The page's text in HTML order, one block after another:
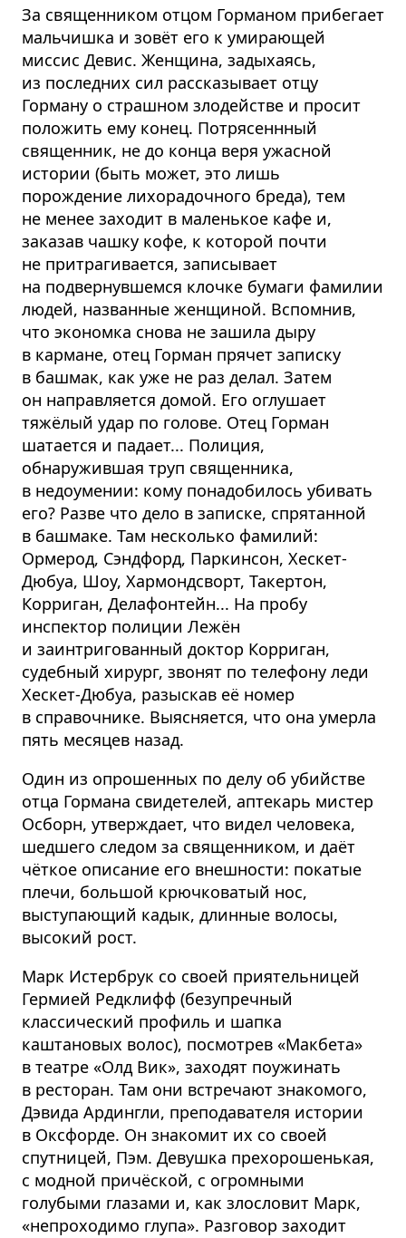
За священником отцом Горманом прибегает
мальчишка и зовёт его к умирающей
миссис Девис. Женщина, задыхаясь,
из последних сил рассказывает отцу
Горману о страшном злодействе и просит
положить ему конец. Потрясеннный
священник, не до конца веря ужасной
истории (быть может, это лишь
порождение лихорадочного бреда), тем
не менее заходит в маленькое кафе и,
заказав чашку кофе, к которой почти
не притрагивается, записывает
на подвернувшемся клочке бумаги фамилии
людей, названные женщиной. Вспомнив,
что экономка снова не зашила дыру
в кармане, отец Горман прячет записку
в башмак, как уже не раз делал. Затем
он направляется домой. Его оглушает
тяжёлый удар по голове. Отец Горман
шатается и падает... Полиция,
обнаружившая труп священника,
в недоумении: кому понадобилось убивать
его? Разве что дело в записке, спрятанной
в башмаке. Там несколько фамилий:
Ормерод, Сэндфорд, Паркинсон, Хескет-
Дюбуа, Шоу, Хармондсворт, Такертон,
Корриган, Делафонтейн... На пробу
инспектор полиции Лежён
и заинтригованный доктор Корриган,
судебный хирург, звонят по телефону леди
Хескет-Дюбуа, разыскав её номер
в справочнике. Выясняется, что она умерла
пять месяцев назад.
Один из опрошенных по делу об убийстве
отца Гормана свидетелей, аптекарь мистер
Осборн, утверждает, что видел человека,
шедшего следом за священником, и даёт
чёткое описание его внешности: покатые
плечи, большой крючковатый нос,
выступающий кадык, длинные волосы,
высокий рост.
Марк Истербрук со своей приятельницей
Гермией Редклифф (безупречный
классический профиль и шапка
каштановых волос), посмотрев «Макбета»
в театре «Олд Вик», заходят поужинать
в ресторан. Там они встречают знакомого,
Дэвида Ардингли, преподавателя истории
в Оксфорде. Он знакомит их со своей
спутницей, Пэм. Девушка прехорошенькая,
с модной причёской, с огромными
голубыми глазами и, как злословит Марк,
«непроходимо глупа». Разговор заходит